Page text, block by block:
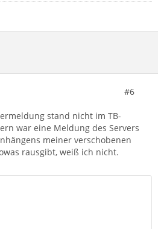
#6
stand nicht im TB-
war eine Meldung des Servers
meiner verschobenen
rausgibt, weiß ich nicht.